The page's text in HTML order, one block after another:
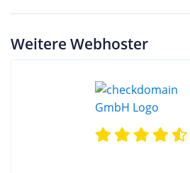
Weitere Webhoster